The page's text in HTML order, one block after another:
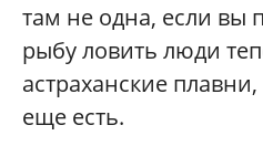
там не одна, если вы
рыбу ловить люди
астраханские
еще есть.